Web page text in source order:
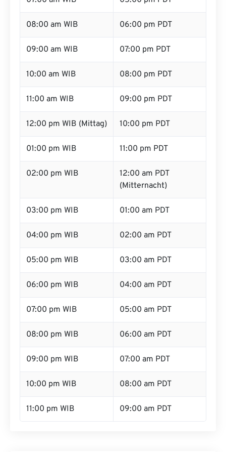
08:00 am WIB 06:00 pm PDT
09:00 am WIB 07:00 pm PDT
10:00 am WIB 08:00 pm PDT
11:00 am WIB 09:00 pm PDT
12:00 pm WIB (Mittag) 10:00 pm PDT
01:00 pm WIB 11:00 pm PDT
02:00 pm WIB
12:00 am PDT
(Mitternacht)
03:00 pm WIB 01:00 am PDT
04:00 pm WIB 02:00 am PDT
05:00 pm WIB 03:00 am PDT
06:00 pm WIB 04:00 am PDT
07:00 pm WIB 05:00 am PDT
08:00 pm WIB 06:00 am PDT
09:00 pm WIB 07:00 am PDT
10:00 pm WIB 08:00 am PDT
11:00 pm WIB 09:00 am PDT